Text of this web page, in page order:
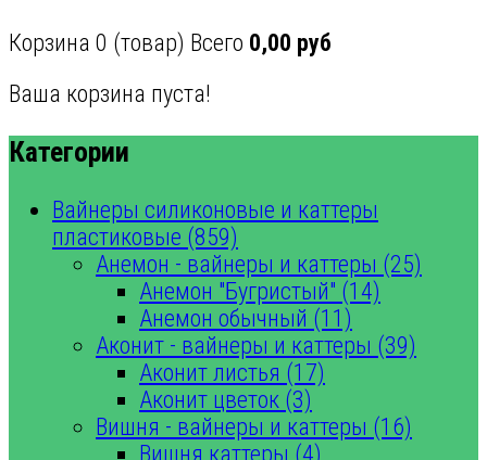
Корзина 0 (товар) Всего 0,00 руб
Ваша корзина пуста!
Категории
Вайнеры силиконовые и каттеры
пластиковые (859)
Анемон - вайнеры и каттеры (25)
Анемон "Бугристый" (14)
Анемон обычный (11)
Аконит - вайнеры и каттеры (39)
Аконит листья (17)
Аконит цветок (3)
Вишня - вайнеры и каттеры (16)
Вишня каттеры (4)